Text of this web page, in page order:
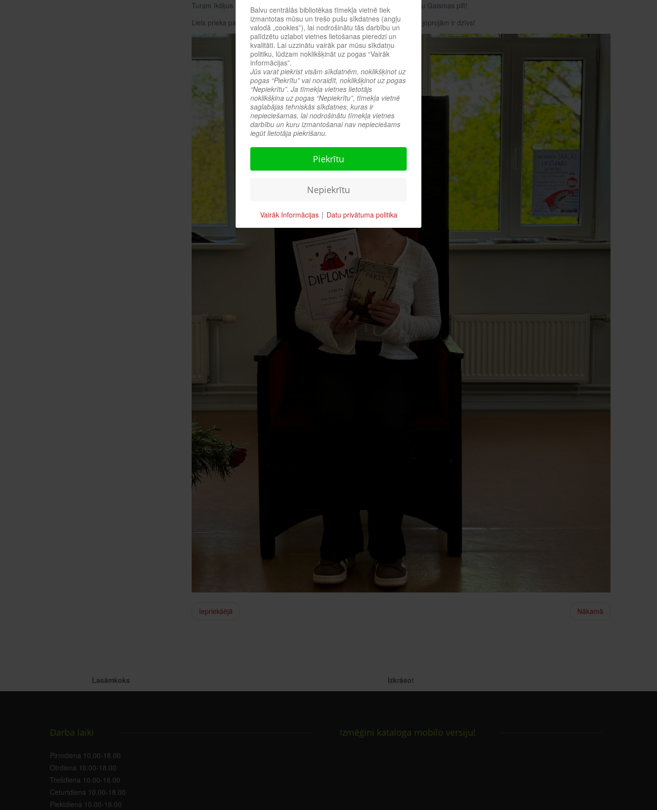
Turam īkšķus par Adriānu Daugavpilī, lai rudenī izdodas sasniegt lielo finālu Gaismas pilī!
Liels prieks par visiem mūsu reģiona bērniem, kuri pierādīja, ka lasītprieks joprojām ir dzīvs!
Iepriekšējā Nākamā
Lasāmkoks Izkrāso!
Darba laiki
Pirmdiena 10.00-18.00
Otrdiena 10.00-18.00
Trešdiena 10.00-18.00
Ceturtdiena 10.00-18.00
Piektdiena 10.00-18.00
Izmēģini kataloga mobilo versiju!
Balvu centrālās bibliotēkas tīmekļa vietnē tiek
izmantotas mūsu un trešo pušu sīkdatnes (angļu
valodā „cookies”), lai nodrošinātu tās darbību un
palīdzētu uzlabot vietnes lietošanas pieredzi un
kvalitāti. Lai uzzinātu vairāk par mūsu sīkdatņu
politiku, lūdzam noklikšķināt uz pogas “Vairāk
informācijas”.
Jūs varat piekrist visām sīkdatnēm, noklikšķinot uz
pogas “Piekrītu” vai noraidīt, noklikšķinot uz pogas
“Nepiekrītu”. Ja tīmekļa vietnes lietotājs
noklikšķina uz pogas “Nepiekrītu”, tīmekļa vietnē
saglabājas tehniskās sīkdatnes, kuras ir
nepieciešamas, lai nodrošinātu tīmekļa vietnes
darbību un kuru izmantošanai nav nepieciešams
iegūt lietotāja piekrišanu.
Piekrītu
Nepiekrītu
Vairāk Informācijas | Datu privātuma politika